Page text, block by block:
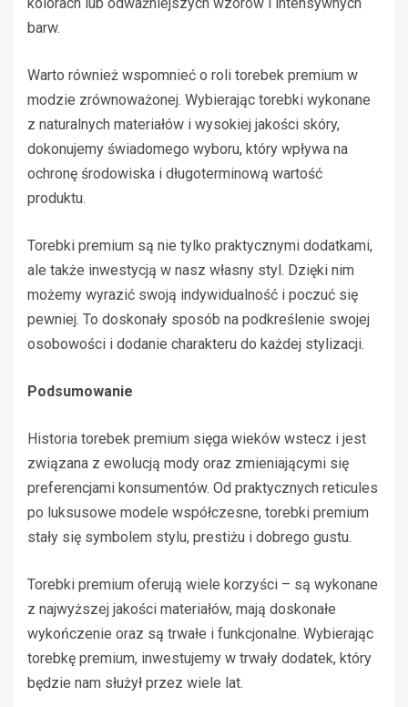
kolorach lub odważniejszych wzorów i intensywnych
barw.
Warto również wspomnieć o roli torebek premium w
modzie zrównoważonej. Wybierając torebki wykonane
z naturalnych materiałów i wysokiej jakości skóry,
dokonujemy świadomego wyboru, który wpływa na
ochronę środowiska i długoterminową wartość
produktu.
Torebki premium są nie tylko praktycznymi dodatkami,
ale także inwestycją w nasz własny styl. Dzięki nim
możemy wyrazić swoją indywidualność i poczuć się
pewniej. To doskonały sposób na podkreślenie swojej
osobowości i dodanie charakteru do każdej stylizacji.
Podsumowanie
Historia torebek premium sięga wieków wstecz i jest
związana z ewolucją mody oraz zmieniającymi się
preferencjami konsumentów. Od praktycznych reticules
po luksusowe modele współczesne, torebki premium
stały się symbolem stylu, prestiżu i dobrego gustu.
Torebki premium oferują wiele korzyści – są wykonane
z najwyższej jakości materiałów, mają doskonałe
wykończenie oraz są trwałe i funkcjonalne. Wybierając
torebkę premium, inwestujemy w trwały dodatek, który
będzie nam służył przez wiele lat.